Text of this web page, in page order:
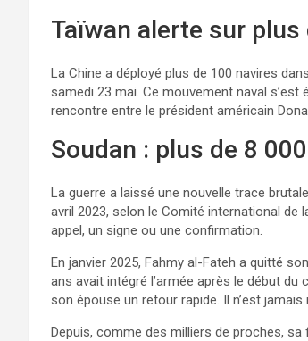
Taïwan alerte sur
La Chine a déployé plus de 100 navires
samedi 23 mai. Ce mouvement naval
rencontre entre le président américain
Soudan : plus de 8
La guerre a laissé une nouvelle trace
avril 2023, selon le Comité international
appel, un signe ou une confirmation.
En janvier 2025, Fahmy al-Fateh a quitté
ans avait intégré l’armée après le début
son épouse un retour rapide. Il n’est jamais
Depuis, comme des milliers de proches,